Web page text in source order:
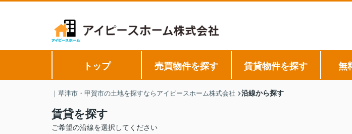
トップ 売買物件を探す 賃貸物件を探す 無
｜草津市・甲賀市の土地を探すならアイピースホーム株式会社 沿線から探す
賃貸を探す
ご希望の沿線を選択してください